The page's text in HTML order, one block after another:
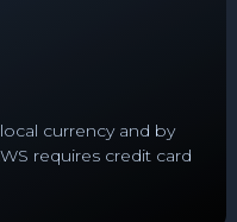
currency and by
requires credit card